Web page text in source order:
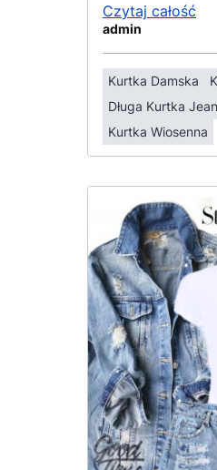
Czytaj całość
admin
Kurtka Damska
Długa Kurtka
Kurtka Wiosenna